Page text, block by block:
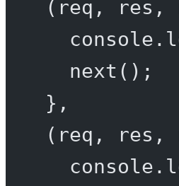
( req , res ,
console.
next ();
},
( req , res ,
console.